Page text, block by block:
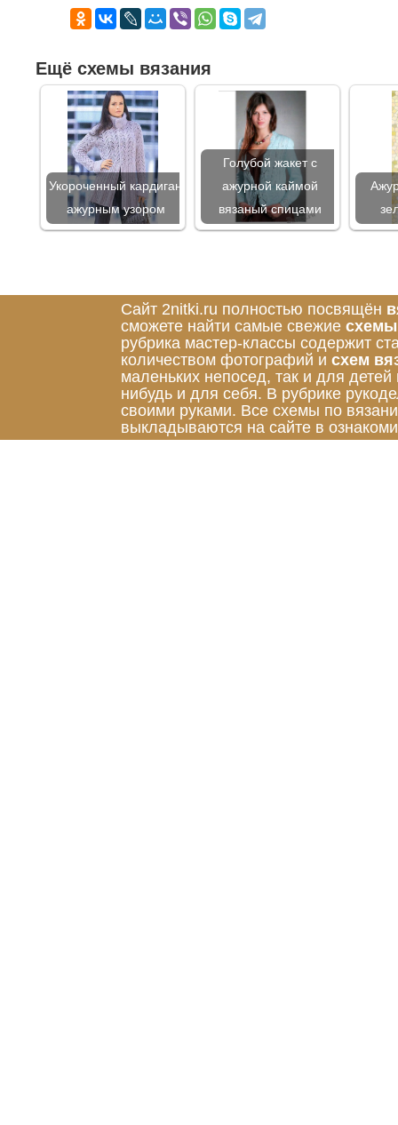
Ещё схемы вязания
Укороченный кардиган
ажурным узором
Голубой жакет с
ажурной каймой
вязаный спицами
Сайт 2nitki.ru полностью посвящён
сможете найти самые свежие схемы
рубрика мастер-классы содержит
количеством фотографий и схем
маленьких непосед, так и для
нибудь и для себя. В рубрике
своими руками. Все схемы по
выкладываются на сайте в